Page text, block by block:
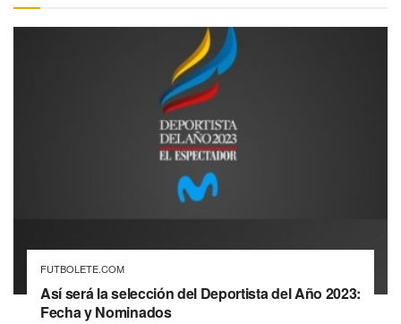
FUTBOLETE.COM
Así será la selección del Deportista del Año 2023:
Fecha y Nominados